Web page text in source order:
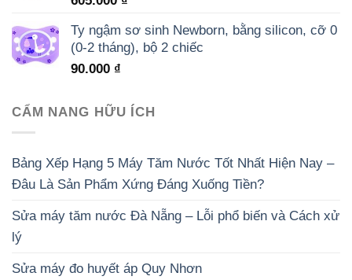
Ty ngậm sơ sinh Newborn, bằng silicon, cỡ 0
(0-2 tháng), bộ 2 chiếc
90.000 ₫
CẨM NANG HỮU ÍCH
Bảng Xếp Hạng 5 Máy Tăm Nước Tốt Nhất Hiện Nay –
Đâu Là Sản Phẩm Xứng Đáng Xuống Tiền?
Sửa máy tăm nước Đà Nẵng – Lỗi phổ biến và Cách xử
lý
Sửa máy đo huyết áp Quy Nhơn